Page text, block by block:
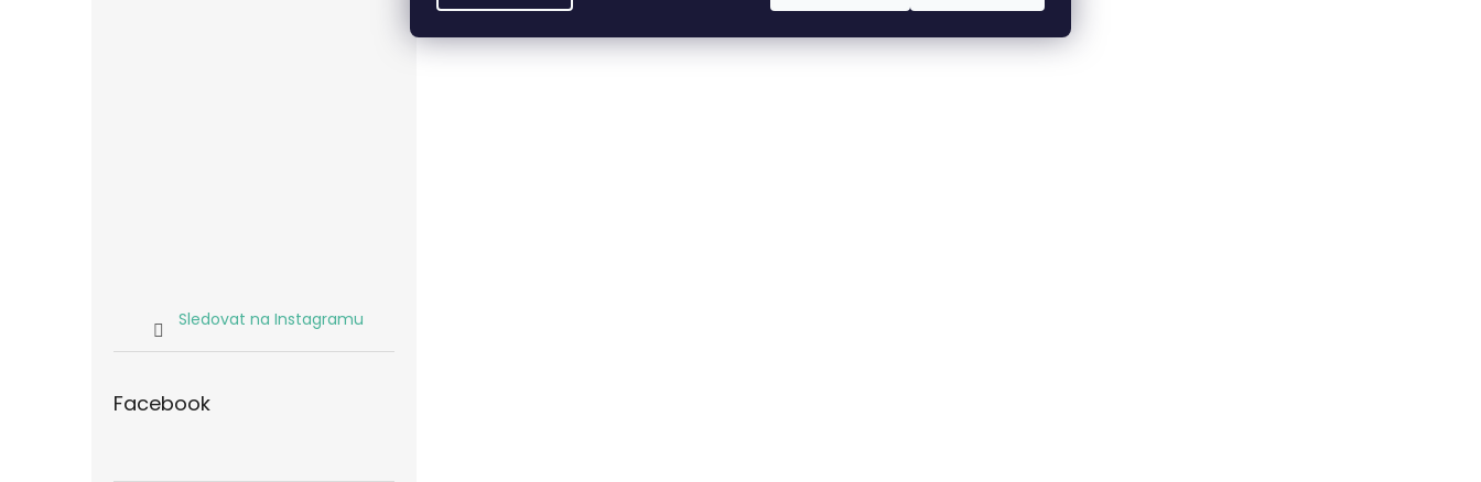
Sledovat na Instagramu
Facebook